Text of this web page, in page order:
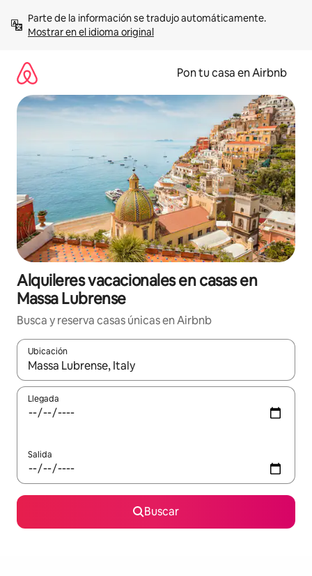
contenidoMostrar en el idioma original
Pon tu casa en Airbnb
Alquileres vacacionales en casas en
Massa Lubrense
Busca y reserva casas únicas en Airbnb
Ubicación
Cuando los resultados estén disponibles, navega con las
Llegada
Salida
Buscar